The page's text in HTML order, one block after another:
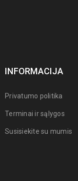
INFORMACIJA
Privatumo politika
Terminai ir sąlygos
Susisiekite su mumis